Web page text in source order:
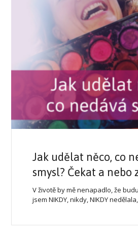
Jak udělat něco, co
smysl? Čekat a nebo
V životě by mě nenapadlo, že
jsem NIKDY, nikdy, NIKDY